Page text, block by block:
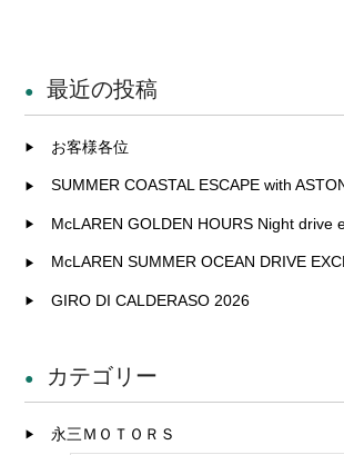
最近の投稿
お客様各位
SUMMER COASTAL ESCAPE with
McLAREN GOLDEN HOURS Night drive
McLAREN SUMMER OCEAN DRIVE EXCLUSIVE
GIRO DI CALDERASO 2026
カテゴリー
永三ＭＯＴＯＲＳ